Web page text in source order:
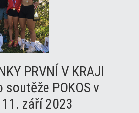
PRVNÍ V KRAJI
POKOS v
září 2023